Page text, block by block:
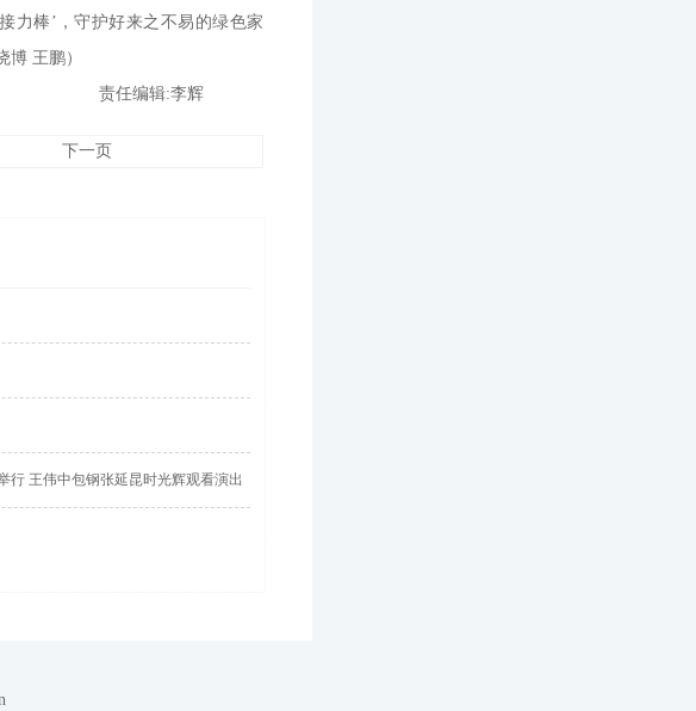
力棒’，守护好来之不易的绿色家
博 王鹏）
责任编辑:李辉
下一页
行 王伟中包钢张延昆时光辉观看演出